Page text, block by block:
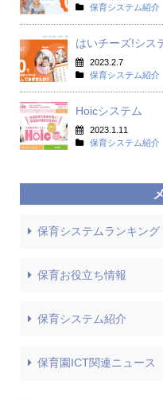
保育システム紹介
はいチーズ!シス
2023.2.7
保育システム紹介
Hoicシステム
2023.1.11
保育システム紹介
保育システムランキング
保育お役立ち情報
保育システム紹介
保育園ICT関連ニュース